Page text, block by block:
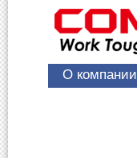
О компании